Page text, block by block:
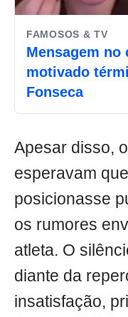
FAMOSOS & TV
Mensagem
motivado
Fonseca
Apesar disso,
esperavam
posicionasse
os rumores
atleta. O
diante da
insatisfação,